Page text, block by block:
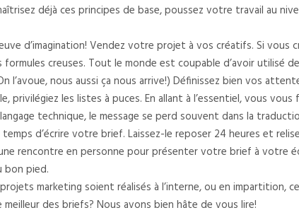
déjà ces principes de base, poussez votre travail au
d’imagination! Vendez votre projet à vos créatifs. Si vous
formules creuses. Tout le monde est coupable d’avoir utilisé
l’avoue, nous aussi ça nous arrive!) Définissez bien vos
privilégiez les listes à puces. En allant à l’essentiel, vous
technique, le message se perd souvent dans la
temps d’écrire votre brief. Laissez-le reposer 24 heures et
rencontre en personne pour présenter votre brief à votre
pied.
marketing soient réalisés à l’interne, ou en
meilleur des briefs? Nous avons bien hâte de vous lire!